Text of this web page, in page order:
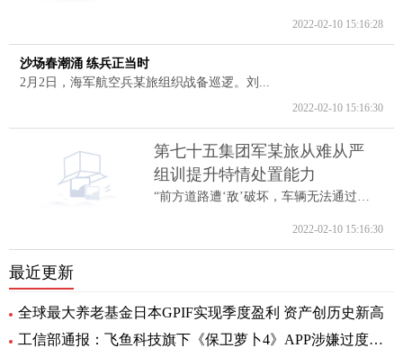
2022-02-10 15:16:28
沙场春潮涌 练兵正当时
2月2日，海军航空兵某旅组织战备巡逻。刘...
2022-02-10 15:16:30
第七十五集团军某旅从难从严
组训提升特情处置能力
2022-02-10 15:16:30
最近更新
全球最大养老基金日本GPIF实现季度盈利 资产创历史新高
工信部通报：飞鱼科技旗下《保卫萝卜4》APP涉嫌过度索取权限问题